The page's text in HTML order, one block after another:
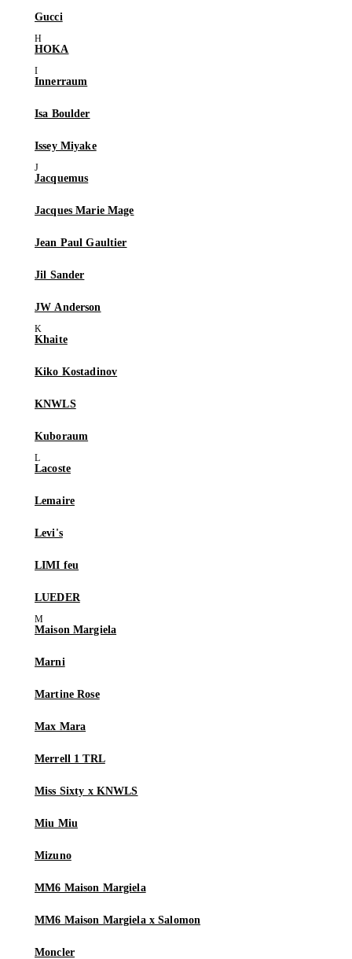
Gucci
HOKA
Innerraum
Isa Boulder
Issey Miyake
Jacquemus
Jacques Marie Mage
Jean Paul Gaultier
Jil Sander
JW Anderson
Khaite
Kiko Kostadinov
KNWLS
Kuboraum
Lacoste
Lemaire
Levi's
LIMI feu
LUEDER
Maison Margiela
Marni
Martine Rose
Max Mara
Merrell 1 TRL
Miss Sixty x KNWLS
Miu Miu
Mizuno
MM6 Maison Margiela
MM6 Maison Margiela x Salomon
Moncler